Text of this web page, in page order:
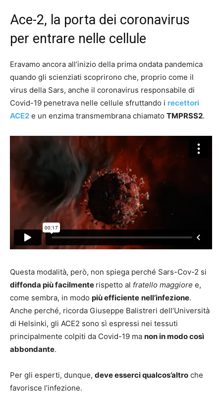
Ace-2, la porta dei coronavirus
per entrare nelle cellule
Eravamo ancora all’inizio della prima ondata pandemica
quando gli scienziati scoprirono che, proprio come il
virus della Sars, anche il coronavirus responsabile di
Covid-19 penetrava nelle cellule sfruttando i recettori
ACE2 e un enzima transmembrana chiamato TMPRSS2.
Questa modalità, però, non spiega perché Sars-Cov-2 si
diffonda più facilmente rispetto al fratello maggiore e,
come sembra, in modo più efficiente nell’infezione.
Anche perché, ricorda Giuseppe Balistreri dell’Università
di Helsinki, gli ACE2 sono sì espressi nei tessuti
principalmente colpiti da Covid-19 ma non in modo così
abbondante.
Per gli esperti, dunque, deve esserci qualcos’altro che
favorisce l’infezione.